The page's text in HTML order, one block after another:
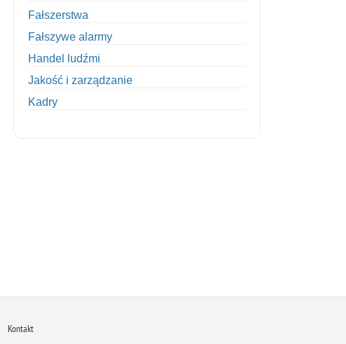
Fałszerstwa
Fałszywe alarmy
Handel ludźmi
Jakość i zarządzanie
Kadry
Kontakt